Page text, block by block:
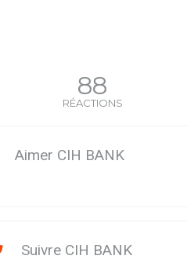
88
RÉACTIONS
Aimer CIH BANK
Suivre CIH BANK